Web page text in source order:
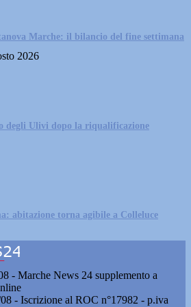
Marche: il bilancio del fine settimana
2026
degli Ulivi dopo la riqualificazione
abitazione torna agibile a Colleluce
- Marche News 24 supplemento a
- Iscrizione al ROC n°17982 - p.iva